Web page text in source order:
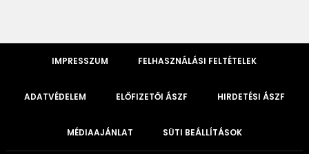
IMPRESSZUM FELHASZNÁLÁSI FELTÉTELEK
ADATVÉDELEM ELŐFIZETŐI ÁSZF HIRDETÉSI ÁSZF
MÉDIAAJÁNLAT SÜTI BEÁLLÍTÁSOK